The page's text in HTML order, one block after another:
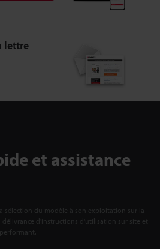
lettre
et assistance
la sélection du modèle à son exploitation sur la
d'instructions d'utilisation sur site et